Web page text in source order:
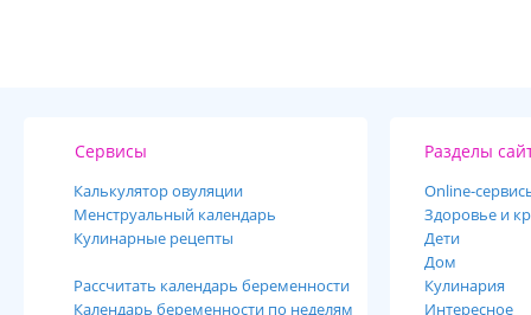
Сервисы
Калькулятор овуляции
Менструальный календарь
Кулинарные рецепты
Рассчитать календарь беременности
Календарь беременности по неделям
Разделы
Online-
Здоровье и
Дети
Дом
Кулинария
Интересное